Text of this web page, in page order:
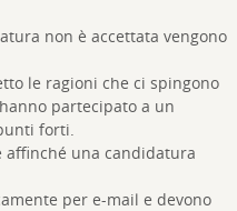
non è accettata vengono
le ragioni che ci spingono
partecipato a un
forti.
una candidatura
per e-mail e devono